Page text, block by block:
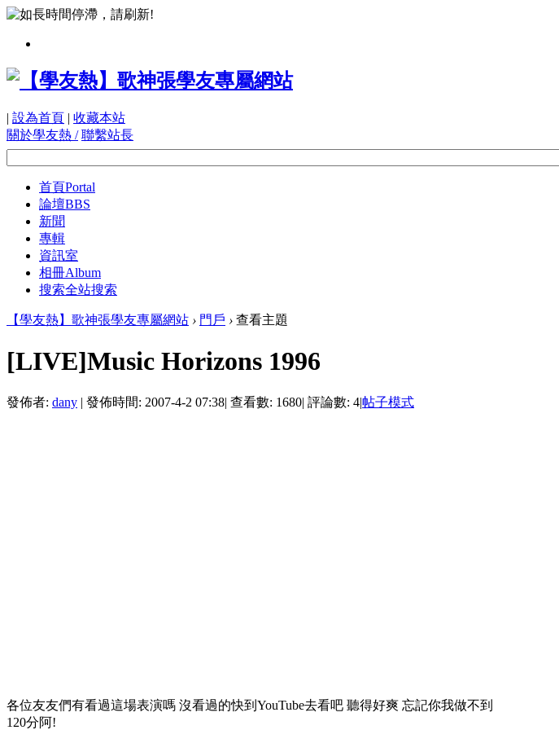
| 設為首頁 | 收藏本站
關於學友熱 / 聯繫站長
首頁Portal
論壇BBS
新聞
專輯
資訊室
相冊Album
搜索全站搜索
【學友熱】歌神張學友專屬網站 › 門戶 › 查看主題
[LIVE]Music Horizons 1996
發佈者: dany | 發佈時間: 2007-4-2 07:38| 查看數: 1680| 評論數: 4|帖子模式
各位友友們有看過這場表演嗎 沒看過的快到YouTube去看吧 聽得好爽 忘記你我做不到
120分阿!